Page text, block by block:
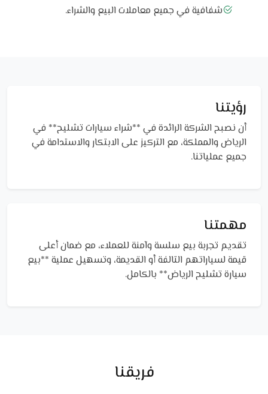
شفافية في جميع معاملات البيع والشراء.
رؤيتنا
أن نصبح الشركة الرائدة في **شراء سيارات تشليح** في
الرياض والمملكة، مع التركيز على الابتكار والاستدامة في
جميع عملياتنا.
مهمتنا
تقديم تجربة بيع سلسة وآمنة للعملاء، مع ضمان أعلى
قيمة لسياراتهم التالفة أو القديمة، وتسهيل عملية **بيع
سيارة تشليح الرياض** بالكامل.
فريقنا